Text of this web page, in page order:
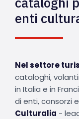
enti
Nel settore
cataloghi,
in Italia e in
di enti, consorzi
Culturalia -